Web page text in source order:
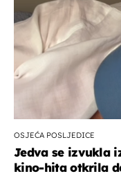
OSJEĆA POSLJEDICE
Jedva se izvukla
kino-hita otkrila